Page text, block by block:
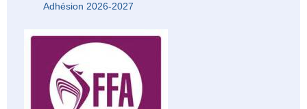
Adhésion 2026-2027